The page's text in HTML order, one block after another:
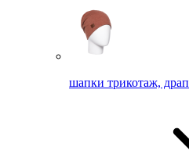
шапки трикотаж, драп